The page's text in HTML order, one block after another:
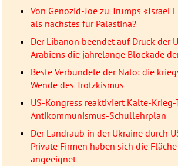
Von Genozid-Joe zu Trumps «Israel
als nächstes für Palästina?
Der Libanon beendet auf Druck der
Arabiens die jahrelange Blockade
Beste Verbündete der Nato: die
Wende des Trotzkismus
US-Kongress reaktiviert Kalte-
Antikommunismus-Schullehrplan
Der Landraub in der Ukraine durch
Private Firmen haben sich die
angeeignet